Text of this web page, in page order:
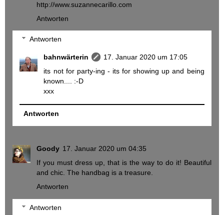
http://www.suzannecarillo.com
Antworten
Antworten
bahnwärterin
17. Januar 2020 um 17:05
its not for party-ing - its for showing up and being
known.... :-D
xxx
Antworten
Goody 17. Januar 2020 um 04:35
If you must dress up, that is the way to do it! Beautiful
and chic. The handbag is a treasure.
Antworten
Antworten